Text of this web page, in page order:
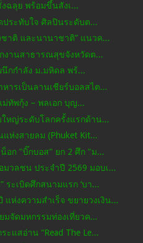
ฉลุย พร้อมขึ้นสังเ...
ประทับใจ ศิลปินระดับต...
าติ และนานาชาติ” แนวค...
งานสาธารณสุขจังหวัดต...
นึกกำลัง ม.มหิดล พร้...
ารเป็นลานเชียร์บอลสไต...
ทัพกุ้ง – พลเอก บุญ...
หญ่ระดับโลกครั้งแรกด้าน...
ห่งสายลม (Phuket Kit...
อก "บิ๊กบอส" ยก 2 ศึก "ม...
วลชน ประจำปี 2569 มอบเ...
ระเบิดศึกสนามแรก ‘บา...
แห่งความสำเร็จ ขยายวงเงิน...
มจัดมหกรรมท่องเที่ยวค...
ะแสอ่าน “Read The Le...